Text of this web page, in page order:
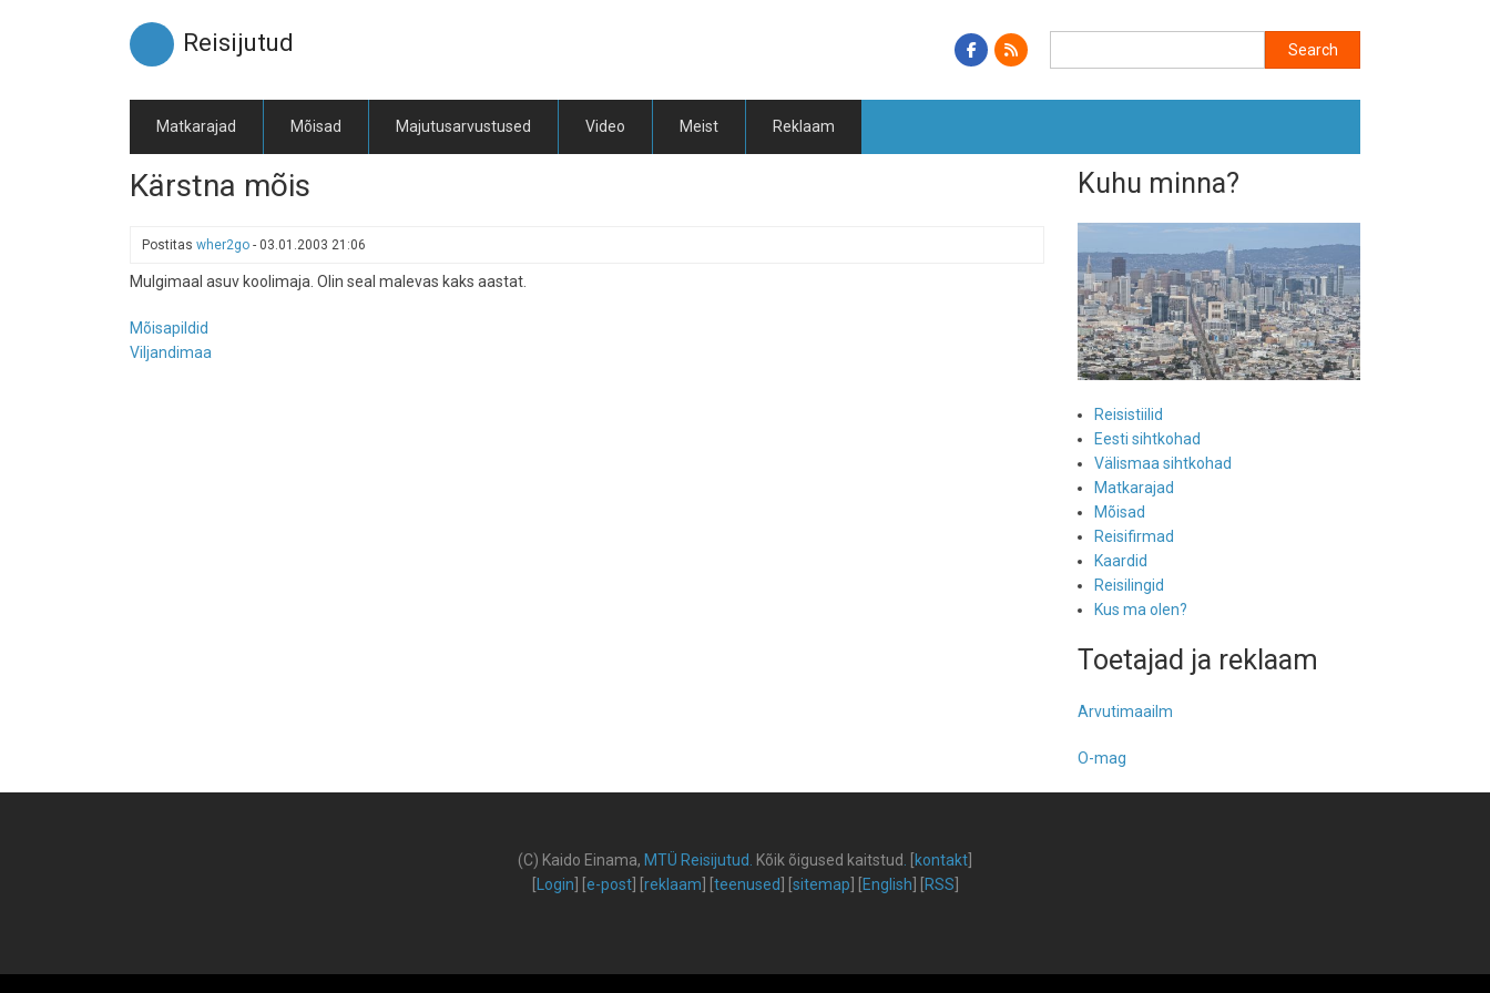
Reisijutud
Matkarajad Mõisad Majutusarvustused Video Meist Reklaam
Kärstna mõis
Postitas wher2go - 03.01.2003 21:06
Mulgimaal asuv koolimaja. Olin seal malevas kaks aastat.
Mõisapildid
Viljandimaa
Kuhu minna?
Reisistiilid
Eesti sihtkohad
Välismaa sihtkohad
Matkarajad
Mõisad
Reisifirmad
Kaardid
Reisilingid
Kus ma olen?
Toetajad ja reklaam
Arvutimaailm
O-mag
(C) Kaido Einama, MTÜ Reisijutud. Kõik õigused kaitstud. kontakt
Login e-post] [ reklaam teenused sitemap English RSS